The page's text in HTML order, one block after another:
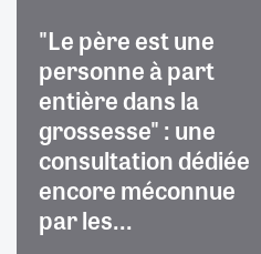
"Le père est une
personne à part
entière dans la
grossesse" : une
consultation dédiée
encore méconnue
par les...